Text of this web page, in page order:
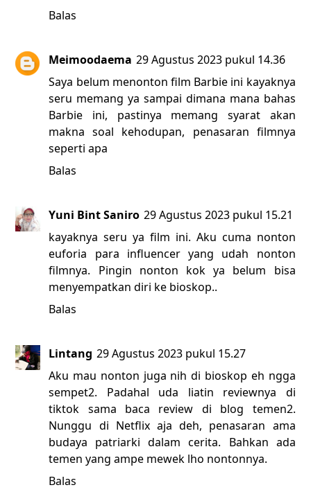
Balas
Meimoodaema 29 Agustus 2023 pukul 14.36
Saya belum menonton film Barbie ini kayaknya
seru memang ya sampai dimana mana bahas
Barbie ini, pastinya memang syarat akan
makna soal kehodupan, penasaran filmnya
seperti apa
Balas
Yuni Bint Saniro 29 Agustus 2023 pukul 15.21
kayaknya seru ya film ini. Aku cuma nonton
euforia para influencer yang udah nonton
filmnya. Pingin nonton kok ya belum bisa
menyempatkan diri ke bioskop..
Balas
Lintang 29 Agustus 2023 pukul 15.27
Aku mau nonton juga nih di bioskop eh ngga
sempet2. Padahal uda liatin reviewnya di
tiktok sama baca review di blog temen2.
Nunggu di Netflix aja deh, penasaran ama
budaya patriarki dalam cerita. Bahkan ada
temen yang ampe mewek lho nontonnya.
Balas